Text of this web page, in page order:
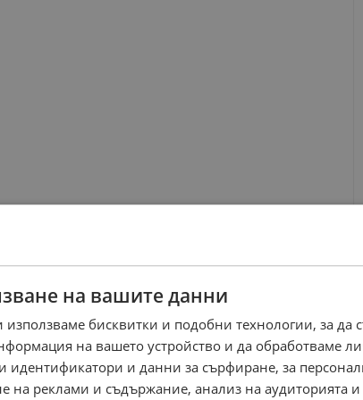
"Magic Pointer". Курсорът на мишката е разработен
за да превърне абстрактния езиков модел в
елемент на екрана, системата автоматично
създаде събитие в календара, извличайки данни
изображения без нужда от ръчно въвеждане.
лента на гърба на дисплея, наречена "Glow-bar",
на вашите данни
бисквитки и подобни технологии, за да
на вашето устройство и да обработваме
идентификатори и данни за сърфиране, за
на реклами и съдържание, анализ на аудиторията